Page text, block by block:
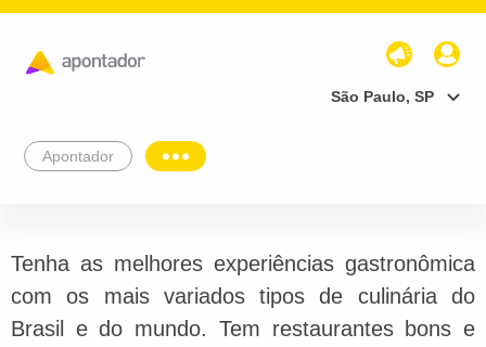
São Paulo, SP
Apontador
Tenha as melhores experiências gastronômica
com os mais variados tipos de culinária do
Brasil e do mundo. Tem restaurantes bons e